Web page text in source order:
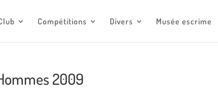
Compétitions Divers Musée escrime
2009